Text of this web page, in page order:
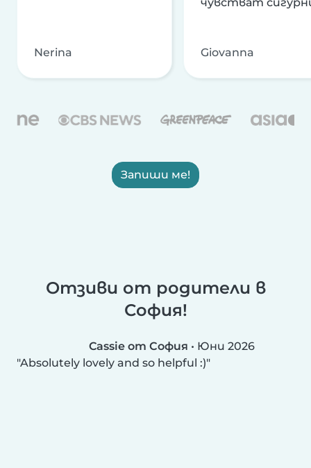
Nerina Giovanna
Запиши ме!
Отзиви от родители в
София!
Cassie от София • Юни 2026
Absolutely lovely and so helpful :)